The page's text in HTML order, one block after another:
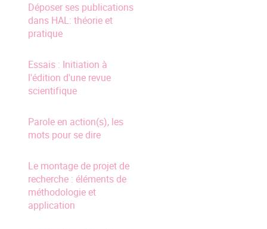
Déposer ses publications
dans HAL: théorie et
pratique
Essais : Initiation à
l'édition d'une revue
scientifique
Parole en action(s), les
mots pour se dire
Le montage de projet de
recherche : éléments de
méthodologie et
application